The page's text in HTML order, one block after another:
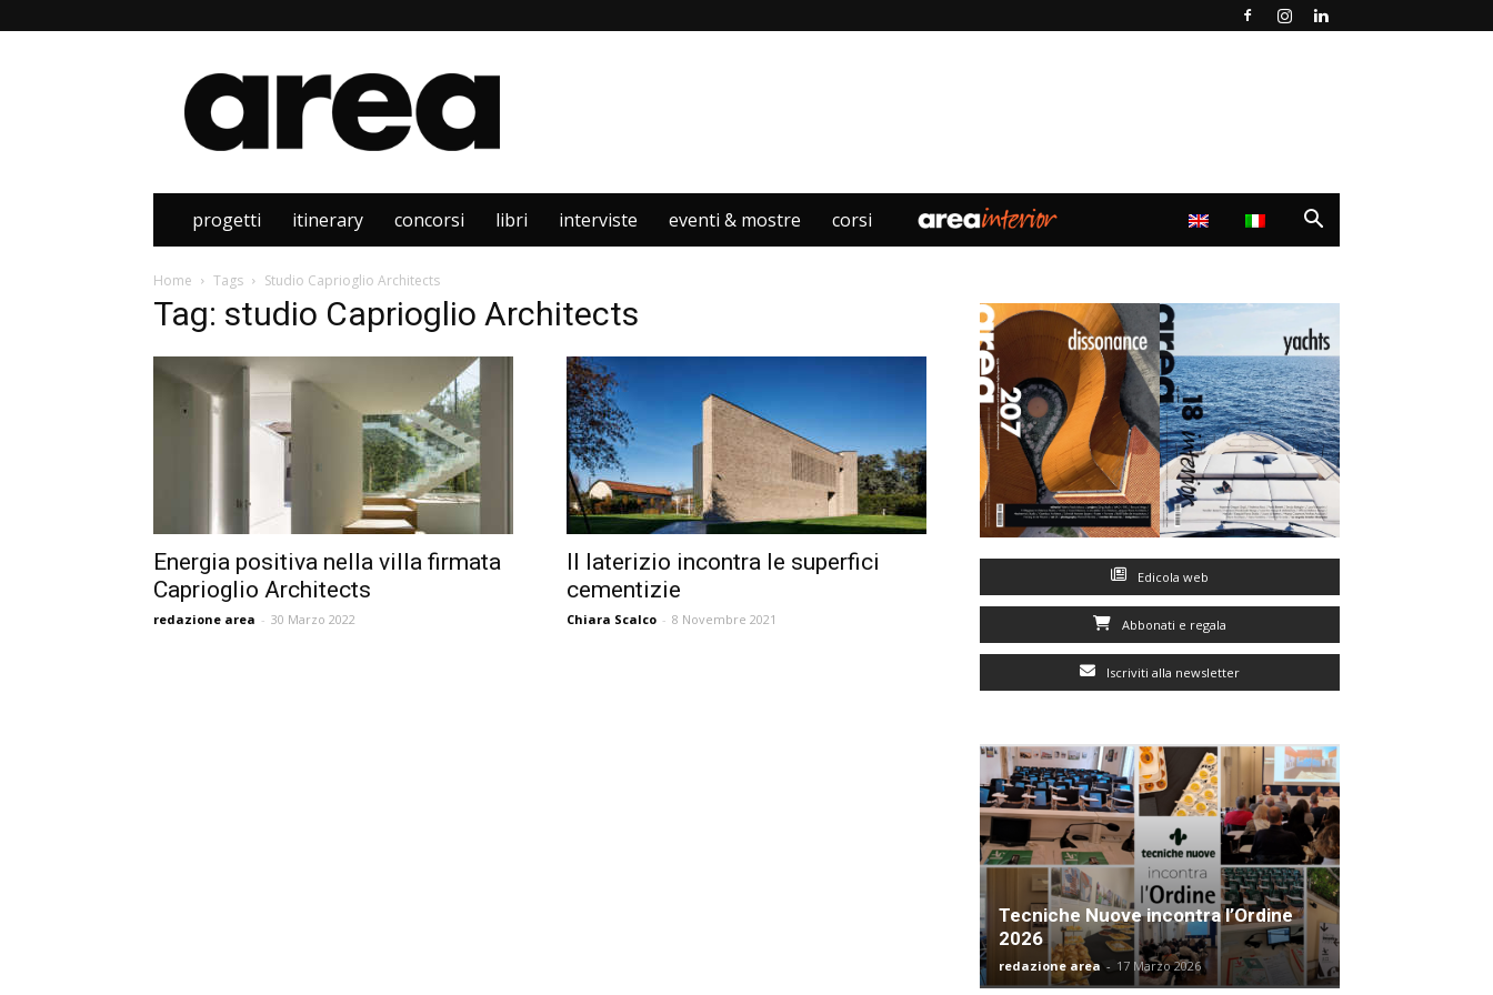
Area
progetti itinerary concorsi libri interviste eventi & mostre corsi
Home Tags Studio Caprioglio Architects
Tag: studio Caprioglio Architects
Energia positiva nella villa firmata
Caprioglio Architects
redazione area - 30 Marzo 2022
Il laterizio incontra le superfici
cementizie
Chiara Scalco - 8 Novembre 2021
Edicola web
Abbonati e regala
Iscriviti alla newsletter
Tecniche Nuove incontra l’Ordine
2026
redazione area - 17 Marzo 2026